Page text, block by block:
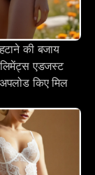
की बजाय
एडजस्ट
किए मिल